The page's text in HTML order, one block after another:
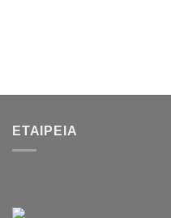
ΕΤΑΙΡΕΊΑ